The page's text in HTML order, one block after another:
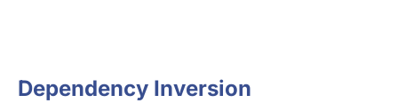
Dependency Inversion